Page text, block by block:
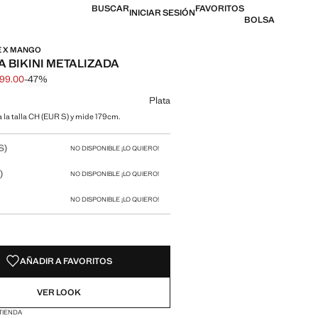
BUSCARINICIAR SESIÓNFAVORITOS
BOLSA
X MANGO
BIKINI METALIZADA
[$ 949.00 ]
[$ 499.00 ]
-47%
color
Plata
la talla CH (EUR S) y mide 179cm.
NO DISPONIBLE ¡LO QUIERO!
NO DISPONIBLE ¡LO QUIERO!
NO DISPONIBLE ¡LO QUIERO!
AÑADIR A FAVORITOS
VER LOOK